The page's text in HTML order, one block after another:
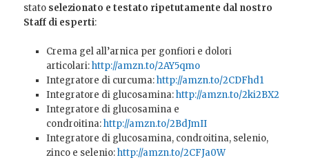
stato selezionato e testato ripetutamente dal nostro
Staff di esperti:
Crema gel all’arnica per gonfiori e dolori
articolari:http://amzn.to/2AY5qmo
Integratore di curcuma:http://amzn.to/2CDFhd1
Integratore di glucosamina:http://amzn.to/2ki2BX2
Integratore di glucosamina e
condroitina:http://amzn.to/2BdJmII
Integratore di glucosamina, condroitina, selenio,
zinco e selenio:http://amzn.to/2CFJa0W